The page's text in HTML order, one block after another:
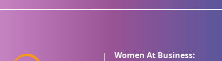
Women At Business: